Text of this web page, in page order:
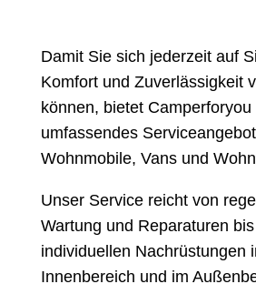
Damit Sie sich jederzeit auf
Komfort und Zuverlässigkeit
können, bietet Camperforyou
umfassendes
Wohnmobile, Vans und
Unser Service reicht von
Wartung und Reparaturen
individuellen Nachrüstungen
Innenbereich und im